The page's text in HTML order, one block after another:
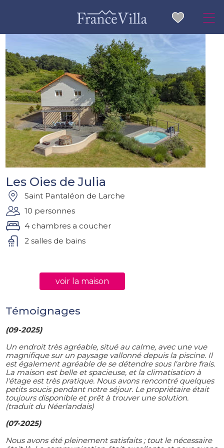
Les Oies de Julia
Saint Pantaléon de Larche
10 personnes
4 chambres a coucher
2 salles de bains
voir la maison
Témoignages
(09-2025)
Un endroit très agréable, situé au calme, avec une vue
magnifique sur un paysage vallonné depuis la piscine. Il
est également agréable de se détendre sous l'arbre frais.
La maison est belle et spacieuse, et la climatisation à
l'étage est très pratique. Nous avons rencontré quelques
petits soucis pendant notre séjour. Le propriétaire était
toujours disponible et prêt à trouver une solution.
(traduit du Néerlandais)
(07-2025)
Nous avons été pleinement satisfaits ; tout le nécessaire